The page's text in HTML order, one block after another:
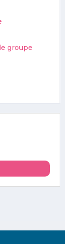
groupe